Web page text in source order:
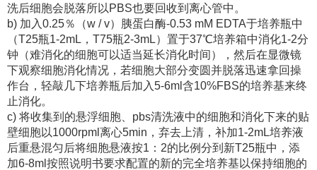
洗后细胞会脱落所以PBS也要回收到离心管中。
b) 加入0.25％（w / v）胰蛋白酶-0.53 mM EDTA于培养瓶中
（T25瓶1-2mL，T75瓶2-3mL）置于37℃培养箱中消化1-2分
钟（难消化的细胞可以适当延长消化时间），然后在显微镜
下观察细胞消化情况，若细胞大部分变圆并脱落迅速拿回操
作台，轻敲几下培养瓶后加入5-6ml含10%FBS的培养基来终
止消化。
c) 将收集到的悬浮细胞、pbs清洗液中的细胞和消化下来的贴
壁细胞以1000rpml离心5min，弃去上清，补加1-2mL培养液
后重悬混匀后将细胞悬液按1：2的比例分到新T25瓶中，添
加6-8ml按照说明书要求配置的新的完全培养基以保持细胞的